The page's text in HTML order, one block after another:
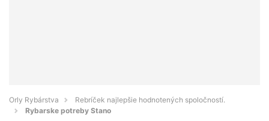
Orly Rybárstva
Rebríček najlepšie hodnotených spoločností.
Rybarske potreby Stano